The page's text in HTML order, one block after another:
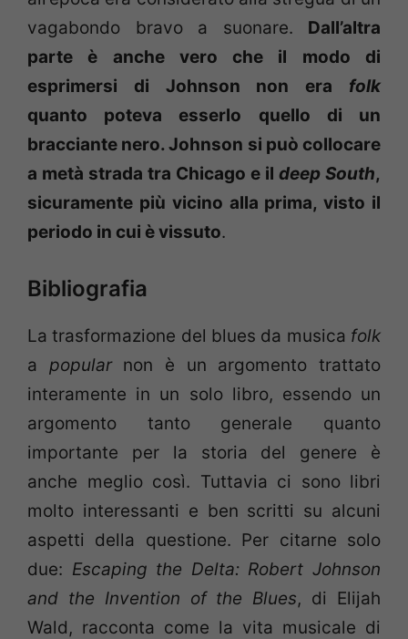
vagabondo bravo a suonare. Dall’altra
parte è anche vero che il modo di
esprimersi di Johnson non era folk
quanto poteva esserlo quello di un
bracciante nero. Johnson si può collocare
a metà strada tra Chicago e il deep South,
sicuramente più vicino alla prima, visto il
periodo in cui è vissuto.
Bibliografia
La trasformazione del blues da musica folk
a popularnon è un argomento trattato
interamente in un solo libro, essendo un
argomento tanto generale quanto
importante per la storia del genere è
anche meglio così. Tuttavia ci sono libri
molto interessanti e ben scritti su alcuni
aspetti della questione. Per citarne solo
due: Escaping the Delta: Robert Johnson
and the Invention of the Blues, di Elijah
Wald, racconta come la vita musicale di